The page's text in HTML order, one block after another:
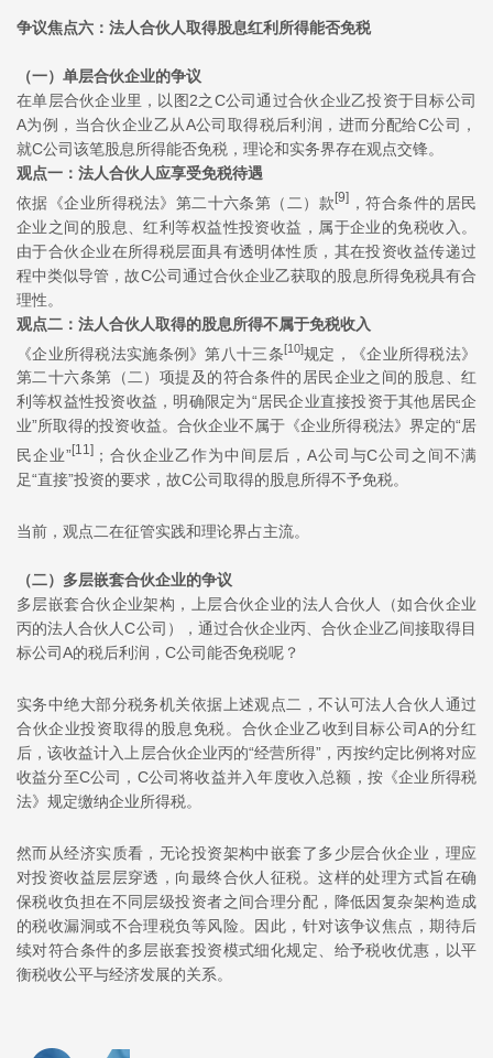
争议焦点六：法人合伙人取得股息红利所得能否免税
（一）单层合伙企业的争议
在单层合伙企业里，以图2之C公司通过合伙企业乙投资于目标公司
A为例，当合伙企业乙从A公司取得税后利润，进而分配给C公司，
就C公司该笔股息所得能否免税，理论和实务界存在观点交锋。
观点一：法人合伙人应享受免税待遇
依据《企业所得税法》第二十六条第（二）款 [9]
，符合条件的居民
企业之间的股息、红利等权益性投资收益，属于企业的免税收入。
由于合伙企业在所得税层面具有透明体性质，其在投资收益传递过
程中类似导管，故C公司通过合伙企业乙获取的股息所得免税具有合
理性。
观点二：法人合伙人取得的股息所得不属于免税收入
《企业所得税法实施条例》第八十三条[10]规定，《企业所得税法》
第二十六条第（二）项提及的符合条件的居民企业之间的股息、红
利等权益性投资收益，明确限定为“居民企业直接投资于其他居民企
业”所取得的投资收益。合伙企业不属于《企业所得税法》界定的“居
民企业”[11]；合伙企业乙作为中间层后，A公司与C公司之间不满
足“直接”投资的要求，故C公司取得的股息所得不予免税。
当前，观点二在征管实践和理论界占主流。
（二）多层嵌套合伙企业的争议
多层嵌套合伙企业架构，上层合伙企业的法人合伙人（如合伙企业
丙的法人合伙人C公司），通过合伙企业丙、合伙企业乙间接取得目
标公司A的税后利润，C公司能否免税呢？
实务中绝大部分税务机关依据上述观点二，不认可法人合伙人通过
合伙企业投资取得的股息免税。合伙企业乙收到目标公司A的分红
后，该收益计入上层合伙企业丙的“经营所得”，丙按约定比例将对应
收益分至C公司，C公司将收益并入年度收入总额，按《企业所得税
法》规定缴纳企业所得税。
然而从经济实质看，无论投资架构中嵌套了多少层合伙企业，理应
对投资收益层层穿透，向最终合伙人征税。这样的处理方式旨在确
保税收负担在不同层级投资者之间合理分配，降低因复杂架构造成
的税收漏洞或不合理税负等风险。因此，针对该争议焦点，期待后
续对符合条件的多层嵌套投资模式细化规定、给予税收优惠，以平
衡税收公平与经济发展的关系。